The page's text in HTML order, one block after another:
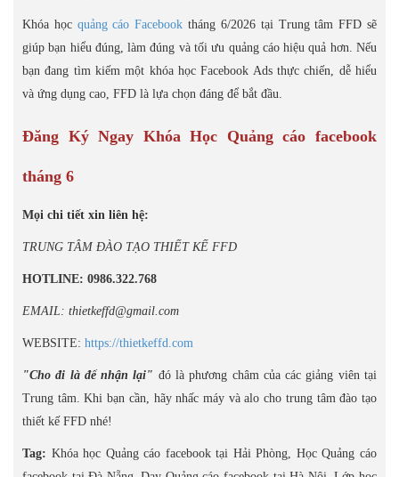
Khóa học quảng cáo Facebook tháng 6/2026 tại Trung tâm FFD sẽ
giúp bạn hiểu đúng, làm đúng và tối ưu quảng cáo hiệu quả hơn. Nếu
bạn đang tìm kiếm một khóa học Facebook Ads thực chiến, dễ hiểu
và ứng dụng cao, FFD là lựa chọn đáng để bắt đầu.
Đăng Ký Ngay Khóa Học Quảng cáo facebook
tháng 6
Mọi chi tiết xin liên hệ:
TRUNG TÂM ĐÀO TẠO THIẾT KẾ FFD
HOTLINE: 0986.322.768
EMAIL: thietkeffd@gmail.com
WEBSITE: https://thietkeffd.com
"Cho đi là để nhận lại" đó là phương châm của các giảng viên tại
Trung tâm. Khi bạn cần, hãy nhấc máy và alo cho trung tâm đào tạo
thiết kế FFD nhé!
Tag: Khóa học Quảng cáo facebook tại Hải Phòng, Học Quảng cáo